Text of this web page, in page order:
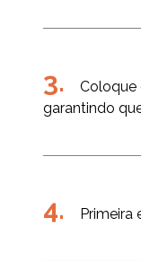
Coloque
garantindo
Primeira